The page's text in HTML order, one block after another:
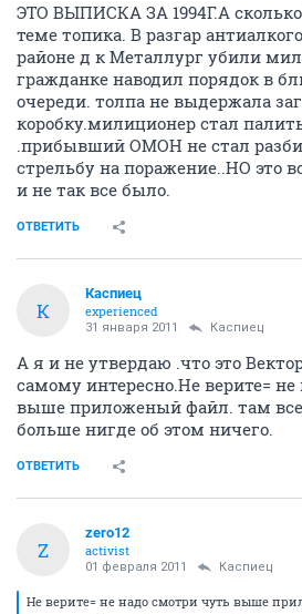
ЭТО ВЫПИСКА ЗА 1994Г.А
теме топика. В разгар
районе д к Металлург убили
гражданке наводил порядок в
очереди. толпа не выдержала
коробку.милиционер стал
.прибывший ОМОН не стал
стрельбу на поражение..НО это
и не так все было.
ОТВЕТИТЬ
К
Каспиец
experienced
31 января 2011 Каспиец
А я и не утвердаю .что это
самому интересно.Не верите=
выше приложеный файл. там все
больше нигде об этом ничего.
ОТВЕТИТЬ
Z
zero12
activist
01 февраля 2011 Каспиец
Не верите= не надо смотри чуть выше